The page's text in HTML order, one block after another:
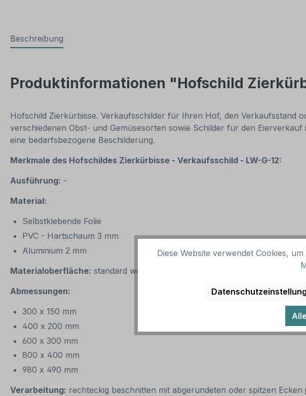
Beschreibung
Produktinformationen "Hofschild
Hofschild Zierkürbisse. Verkaufsschilder für Ihren Hof, den Verkaufsstand
verschiedenen Obst- und Gemüsesorten sowie Schilder für den
eine bedarfsbezogene Beschilderung.
Merkmale des Hofschildes Zierkürbisse - Verkaufsschild - LW-G-12:
Ausführung: -
Material:
Selbstklebende Folie
PVC - Hartschaum 3 mm
Aluminium 2 mm
Materialoberfläche: standard weiß
Abmessungen:
300 x 150 mm
400 x 200 mm
600 x 300 mm
800 x 400 mm
980 x 490 mm
Verarbeitung: rechteckig beschnitten mit abgerundeten oder spitzen Ecken
Diese Website verwendet Cookies,